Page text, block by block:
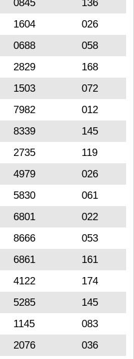
0845
136
1604
026
0688
058
2829
168
1503
072
7982
012
8339
145
2735
119
4979
026
5830
061
6801
022
8666
053
6861
161
4122
174
5285
145
1145
083
2076
036